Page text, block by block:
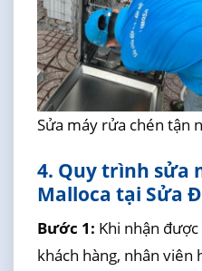
Sửa máy rửa chén tận
4. Quy trình sửa
Malloca tại Sửa
Bước 1: Khi nhận
khách hàng, nhân viên